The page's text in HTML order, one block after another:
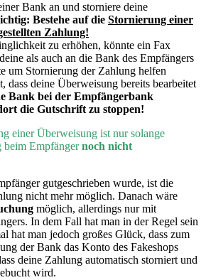
Bank an und storniere deine
Bestehe auf die Stornierung einer
Zahlung!
zu erhöhen, könnte ein Fax
als auch an die Bank des Empfängers
um Stornierung der Zahlung helfen
dass deine Überweisung bereits bearbeitet
Bank bei der Empfängerbank
die Gutschrift zu stoppen!
einer Überweisung ist nur solange
beim Empfängernoch nicht
gutgeschrieben wurde, ist die
nicht mehr möglich. Danach wäre
möglich, allerdings nur mit
In dem Fall hat man in der Regel sein
hat man jedoch großes Glück, dass zum
der Bank das Konto des Fakeshops
deine Zahlung automatisch storniert und
wird.